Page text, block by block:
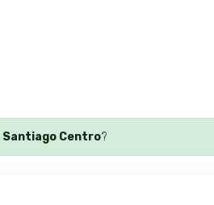
Santiago Centro?